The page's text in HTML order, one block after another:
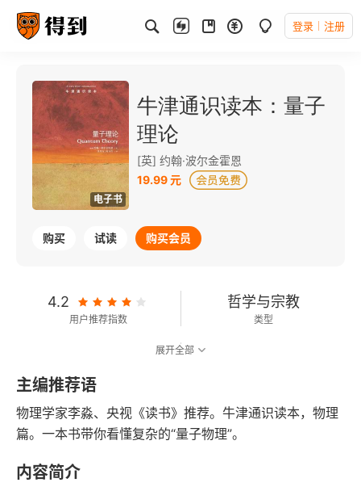
登录 注册
电子书
牛津通识读本：量子
理论
[英] 约翰·波尔金霍恩
19.99 元
购买 试读 购买会员
4.2
用户推荐指数
哲学与宗教
类型
57千字
字数
2015-08-01
发行日期
展开全部
主编推荐语
物理学家李淼、央视《读书》推荐。牛津通识读本，物理
篇。一本书带你看懂复杂的“量子物理”。
内容简介